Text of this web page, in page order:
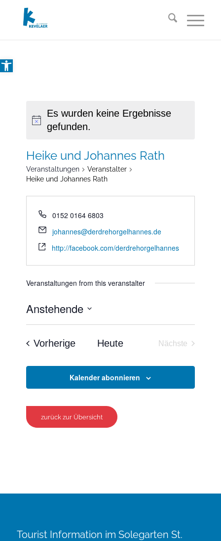
Open toolbar
Es wurden keine Ergebnisse
gefunden.
Heike und Johannes Rath
Veranstaltungen
Veranstalter
Heike und Johannes Rath
0152 0164 6803
johannes@derdrehorgelhannes.de
http://facebook.com/derdrehorgelhannes
Veranstaltungen from this veranstalter
Anstehende
Datum
wählen.
VorherigeVeranstaltungen
Heute
Nächste
Kalender abonnieren
zurück zur Übersicht
Tourist Information im Solegarten St.